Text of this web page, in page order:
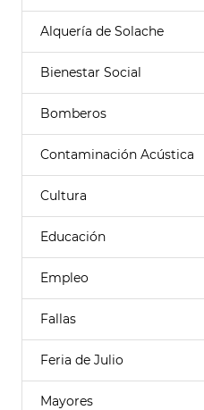
Alquería de Solache
Bienestar Social
Bomberos
Contaminación Acústica
Cultura
Educación
Empleo
Fallas
Feria de Julio
Mayores